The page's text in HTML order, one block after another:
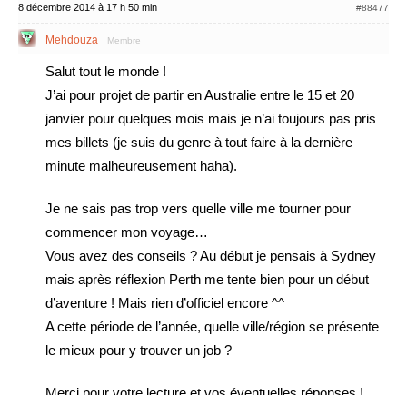
8 décembre 2014 à 17 h 50 min #88477
Mehdouza Membre
Salut tout le monde !
J’ai pour projet de partir en Australie entre le 15 et 20
janvier pour quelques mois mais je n’ai toujours pas pris
mes billets (je suis du genre à tout faire à la dernière
minute malheureusement haha).
Je ne sais pas trop vers quelle ville me tourner pour
commencer mon voyage…
Vous avez des conseils ? Au début je pensais à Sydney
mais après réflexion Perth me tente bien pour un début
d’aventure ! Mais rien d’officiel encore ^^
A cette période de l’année, quelle ville/région se présente
le mieux pour y trouver un job ?